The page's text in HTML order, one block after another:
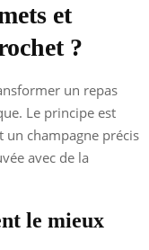
et
?
un repas
Le principe est
un champagne précis
avec de la
le mieux